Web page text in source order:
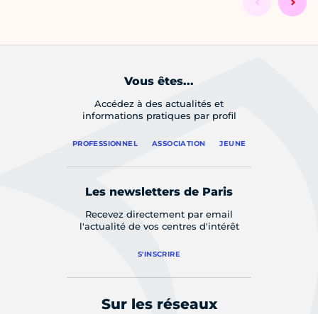
Vous êtes...
Accédez à des actualités et
informations pratiques par profil
PROFESSIONNEL ASSOCIATION JEUNE
Les newsletters de Paris
Recevez directement par email
l'actualité de vos centres d'intérêt
S'INSCRIRE
Sur les réseaux